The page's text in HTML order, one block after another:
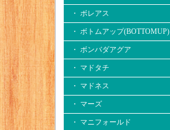
・ ボレアス
・ ボトムアップ(BOTTOMUP)
・ ボンバダアグア
・ マドタチ
・ マドネス
・ マーズ
・ マニフォールド